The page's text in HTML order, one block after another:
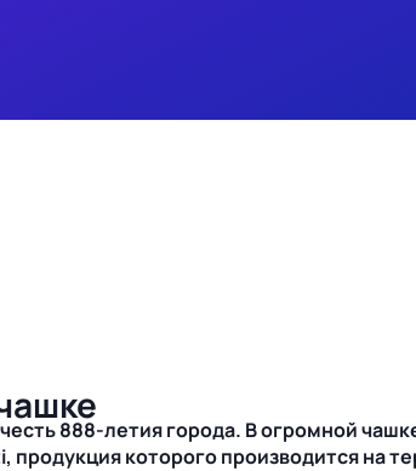
888-летиягорода. В огромной
которого производится на